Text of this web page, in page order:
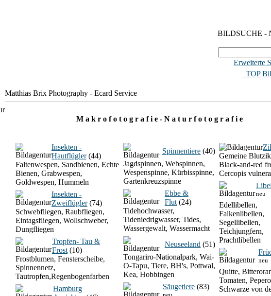
Erweiterte
TOP
Matthias Brix Photography - Ecard Service
M a k r o f o t o g r a f i e - N a t u r f o t o g r a f i e
Insekten -
Hautflügler(44)
Faltenwespen, Sandbienen, Echte
Bienen, Grabwespen,
Goldwespen, Hummeln
Insekten -
Zweiflügler(74)
Schwebfliegen, Raubfliegen,
Eintagsfliegen, Wollschweber,
Dungfliegen
Tropfen- Tau &
Frost (10)
Frostblumen, Fensterscheibe,
Spinnennetz,
Tautropfen,Regenbogenfarben
Hamburg
Spinnentiere (40)
Jagdspinnen, Webspinnen,
Wespenspinne, Kürbisspinne,
Gartenkreuzspinne
Ebbe &
Flut (24)
Tidehochwasser,
Tideniedrigwasser, Tides,
Wassergewalt, Wassermacht
Neuseeland (51)
Tongariro-Nationalpark, Wai-
O-Tapu, Tiere, BH's, Pottwal,
Kea, Hobbingen
Säugetiere (83)
Gemeine
Black-and-red
Cercopis
neu
Edellibellen,
Falkenlibellen,
Segellibellen,
Teichjungfern,
Prachtlibellen
neu
Quitte,
Tomaten,
Schwarze von